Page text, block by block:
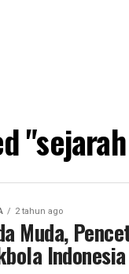
2 tahun ago
Muda,
Indonesia